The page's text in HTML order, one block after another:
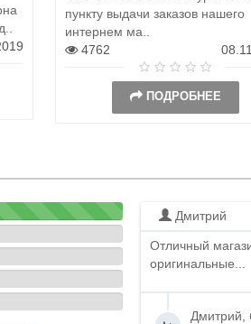
пункту выдачи заказов нашего
интернем ма..
4762
ПОДРОБНЕЕ
Дмитрий
Отличный
оригинальные...
Дмитрий,